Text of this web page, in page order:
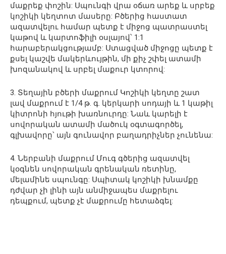
մաքրեք փոշին: Սպունգի վրա օճառ արեք և սրբեք
կոշիկի կեղտոտ մասերը: Բծերից հաստատ
ազատվելու համար պետք է միջոց պատրաստել
կաթով և կարտոֆիլի օսլայով՝ 1:1
հարաբերակցությամբ: Ստացված միջոցը պետք է
քսել կաշվե մակերևույթին, մի քիչ շփել ատամի
խոզանակով և սրբել մաքուր կտորով:
3. Տեղային բծերի մաքրում Կոշիկի կեղտը շատ
լավ մաքրում է 1/4 թ. գ. կերկարի սոդայի և 1 կաթիլ
կիտրոնի հյութի խառնուրդը: Նաև կարելի է
սովորական ատամի մածուկ օգտագործել,
գլխավորը՝ այն գունավոր բաղադրիչներ չունենա:
4. Ներբանի մաքրում Մուգ գծերից ազատվել
կօգնեն սովորական գրենական ռետինը,
մելամինե սպունգը: Սպիտակ կոշիկի խնամքը
դժվար չի լինի այն անմիջապես մաքրելու
դեպքում, պետք չէ մաքրումը հետաձգել: